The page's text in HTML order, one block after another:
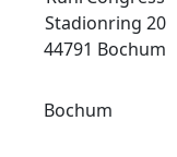
Stadionring 20
44791 Bochum
Bochum